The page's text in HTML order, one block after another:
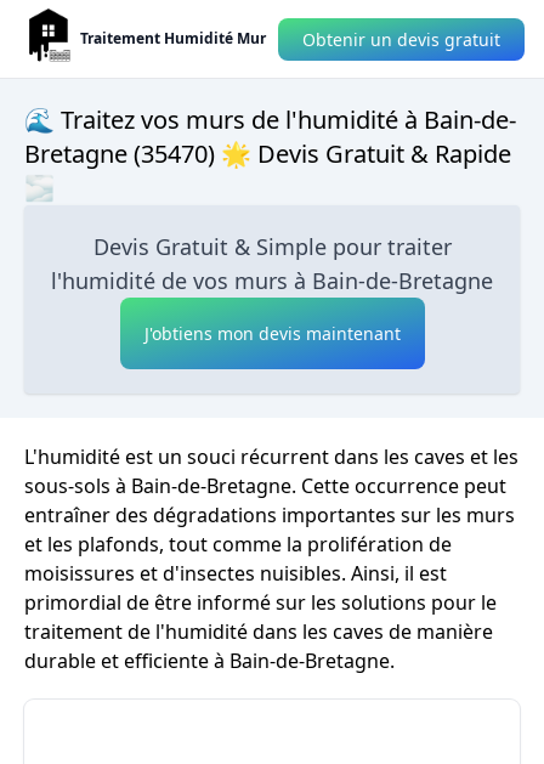
Traitement Humidité Mur Obtenir un devis gratuit
🌊 Traitez vos murs de l'humidité à Bain-de-
Bretagne (35470) 🌟 Devis Gratuit & Rapide
🌫
Devis Gratuit & Simple pour traiter
l'humidité de vos murs à Bain-de-Bretagne
J'obtiens mon devis maintenant
L'humidité est un souci récurrent dans les caves et les
sous-sols à Bain-de-Bretagne. Cette occurrence peut
entraîner des dégradations importantes sur les murs
et les plafonds, tout comme la prolifération de
moisissures et d'insectes nuisibles. Ainsi, il est
primordial de être informé sur les solutions pour le
traitement de l'humidité dans les caves de manière
durable et efficiente à Bain-de-Bretagne.